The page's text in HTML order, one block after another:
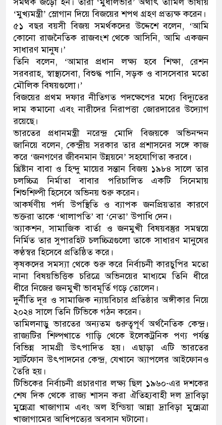
‘মুখ্যমন্ত্রী’ স্লোগান দিয়ে বিজয়ের শপথ গ্রহণ প্রত্যক্ষ করেন।
৫১ বছর বয়সী বিজয় সমর্থকদের উদ্দেশে বলেন, ‘আমি
কোনো রাজনৈতিক রাজবংশ থেকে আসিনি, আমি একজন
সাধারণ মানুষ।’
তিনি বলেন, ‘আমার প্রধান লক্ষ্য হবে শিক্ষা, রেশন
সরবরাহ, স্বাস্থ্যসেবা, বিশুদ্ধ পানি, সড়ক ও বাসসেবার মতো
মৌলিক বিষয়গুলো।’
বিজয়ের প্রথম দফার নীতিগত পদক্ষেপের মধ্যে বিদ্যুতের
দাম কমানো এবং নারীদের নিরাপত্তা জোরদারের উদ্যোগ
রয়েছে।
ভারতের প্রধানমন্ত্রী নরেন্দ্র মোদি বিজয়কে অভিনন্দন
জানিয়ে বলেন, কেন্দ্রীয় সরকার তার প্রশাসনের সঙ্গে কাজ
করে ‘জনগণের জীবনমান উন্নয়নে’ সহযোগিতা করবে।
খ্রিষ্টান বাবা ও হিন্দু মায়ের সন্তান বিজয় ১৯৮৪ সালে তার
চলচ্চিত্র নির্মাতা বাবার পরিচালিত একটি সিনেমায়
শিশুশিল্পী হিসেবে অভিনয় শুরু করেন।
আকর্ষণীয় পর্দা উপস্থিতি ও ব্যাপক জনপ্রিয়তার কারণে
ভক্তরা তাকে ‘থালাপতি’ বা ‘নেতা’ উপাধি দেন।
অ্যাকশন, সামাজিক বার্তা ও জনমুখী বিষয়বস্তুর সমন্বয়ে
নির্মিত তার সুপারহিট চলচ্চিত্রগুলো তাকে সাধারণ মানুষের
কণ্ঠস্বর হিসেবে প্রতিষ্ঠিত করে।
কৃষকদের সমস্যা থেকে শুরু করে নির্বাচনী কারচুপির মতো
নানা বিষয়ভিত্তিক চরিত্রে অভিনয়ের মাধ্যমে তিনি ধীরে
ধীরে নিজের জনমুখী ভাবমূর্তি গড়ে তোলেন।
দুর্নীতি দূর ও সামাজিক ন্যায়বিচার প্রতিষ্ঠার অঙ্গীকার নিয়ে
২০২৪ সালে তিনি টিভিকে গঠন করেন।
তামিলনাড়ু ভারতের অন্যতম গুরুত্বপূর্ণ অর্থনৈতিক কেন্দ্র।
রাজ্যটির শিল্পখাতে গাড়ি থেকে ইলেকট্রনিক পণ্য পর্যন্ত
বিভিন্ন সামগ্রী উৎপাদিত হয়। এছাড়া এটি ভারতের
স্মার্টফোন উৎপাদনের কেন্দ্র, যেখানে অ্যাপলের আইফোনও
তৈরি হয়।
টিভিকের নির্বাচনী প্রচারণার লক্ষ্য ছিল ১৯৬০-এর দশকের
শেষ দিক থেকে রাজ্য শাসন করা ঐতিহ্যবাহী দল দ্রাবিড়া
মুন্নেত্রা খাজাগাম এবং অল ইন্ডিয়া আন্না দ্রাবিড়া মুন্নেত্রা
খাজাগামের আধিপত্যের অবসান ঘটানো।